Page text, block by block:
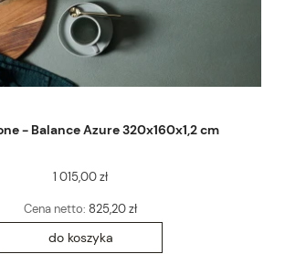
- Balance Azure 320x160x1,2 cm
1 015,00 zł
Cena netto: 825,20 zł
do koszyka